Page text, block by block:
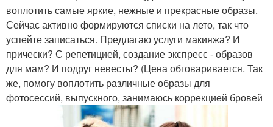
воплотить самые яркие, нежные и прекрасные образы.
Сейчас активно формируются списки на лето, так что
успейте записаться. Предлагаю услуги макияжа? И
прически? С репетицией, создание экспресс - образов
для мам? И подруг невесты? (Цена обговаривается. Так
же, помогу воплотить различные образы для
фотосессий, выпускного, занимаюсь коррекцией бровей